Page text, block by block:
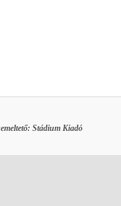
Stádium Kiadó